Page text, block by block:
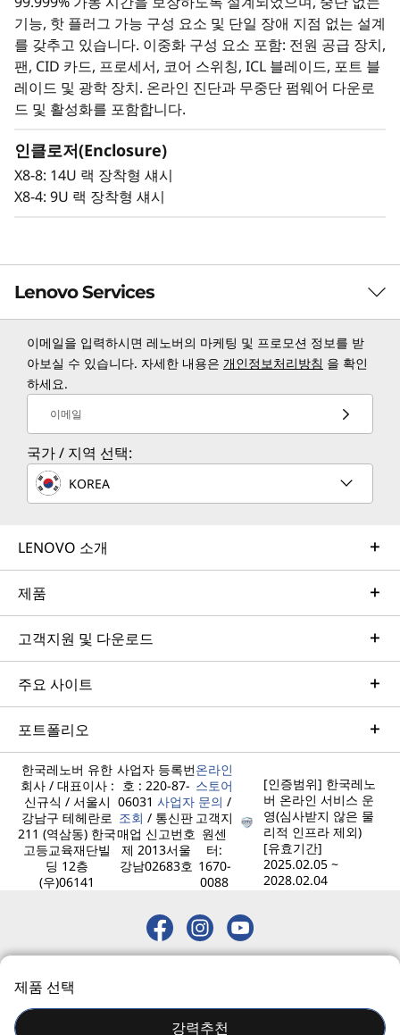
기능, 핫 플러그 가능 구성 요소 및 단일 장애 지점 없는 설계
를 갖추고 있습니다. 이중화 구성 요소 포함: 전원 공급 장치,
팬, CID 카드, 프로세서, 코어 스위칭, ICL 블레이드, 포트 블
레이드 및 광학 장치. 온라인 진단과 무중단 펌웨어 다운로
드 및 활성화를 포함합니다.
인클로저(Enclosure)
X8-8: 14U 랙 장착형 섀시
X8-4: 9U 랙 장착형 섀시
Lenovo Services
TruScale Services
Leverage real-time monitoring, 24x7 incident response,
and problem resolution, all through a single point of
contact. Quarterly health checks ensure ongoing
optimization and business innovation. Lenovo provides
remote active monitoring of hardware in the
customer’s data center, enabling ongoing performance
Learn more
AI Services
Get from an idea to a pre-production AI solution in just
leveraging accelerators like NVIDIA NIMs, Lenovo AI
Fast Start for Enterprise accelerates use case
development and platform readiness for AI
deployment at scale.
Learn more
Managed Services
Lenovo Managed Services supports your team with
enhance performance, improve the end-user
experience and simplify operations. With a trusted
manage your technologies and vendors, your IT team
can prioritize strategic imperatives and building the
이메일을 입력하시면 레노버의 마케팅 및 프로모션 정보를 받
아보실 수 있습니다. 자세한 내용은 개인정보처리방침 을 확인
하세요.
이메일
국가 / 지역 선택:
KOREA
LENOVO 소개
제품
고객지원 및 다운로드
주요 사이트
포트폴리오
한국레노버 유한
회사 / 대표이사 :
신규식 / 서울시
강남구 테헤란로
211 (역삼동) 한국
고등교육재단빌
딩 12층
(우)06141
사업자 등록번
호 : 220-87-
06031 사업자
조회 / 통신판
매업 신고번호
제 2013서울
강남02683호
온라인
스토어
문의 /
고객지
원센
터:
1670-
0088
[인증범위] 한국레노
버 온라인 서비스 운
영(심사받지 않은 물
리적 인프라 제외)
[유효기간]
2025.02.05 ~
2028.02.04
제품 선택
강력추천